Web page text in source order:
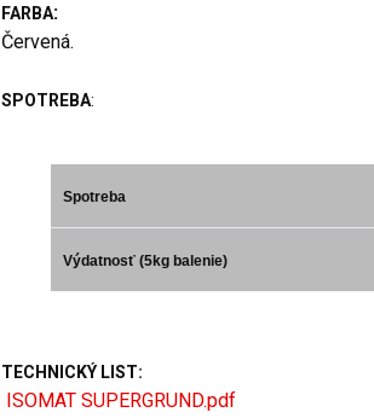
FARBA:
Červená.
SPOTREBA:
Spotreba
Výdatnosť (5kg balenie)
TECHNICKÝ LIST:
ISOMAT SUPERGRUND.pdf